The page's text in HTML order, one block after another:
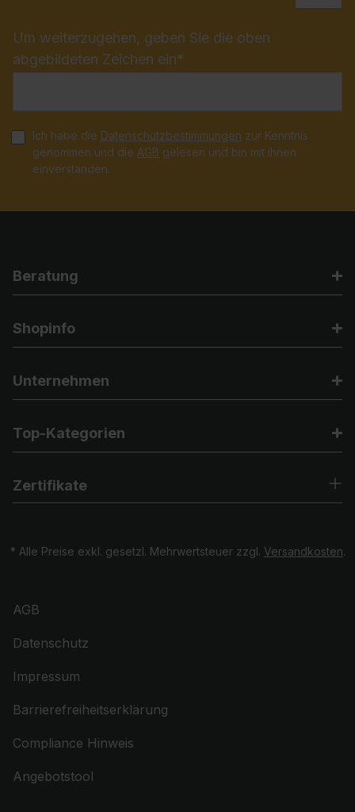
Um weiterzugehen, geben Sie die oben
abgebildeten Zeichen ein*
Ich habe die Datenschutzbestimmungen zur Kenntnis
genommen und die AGB gelesen und bin mit ihnen
einverstanden.
Beratung
Shopinfo
Unternehmen
Top-Kategorien
Zertifikate
* Alle Preise exkl. gesetzl. Mehrwertsteuer zzgl. Versandkosten.
AGB
Datenschutz
Impressum
Barrierefreiheitserklärung
Compliance Hinweis
Angebotstool